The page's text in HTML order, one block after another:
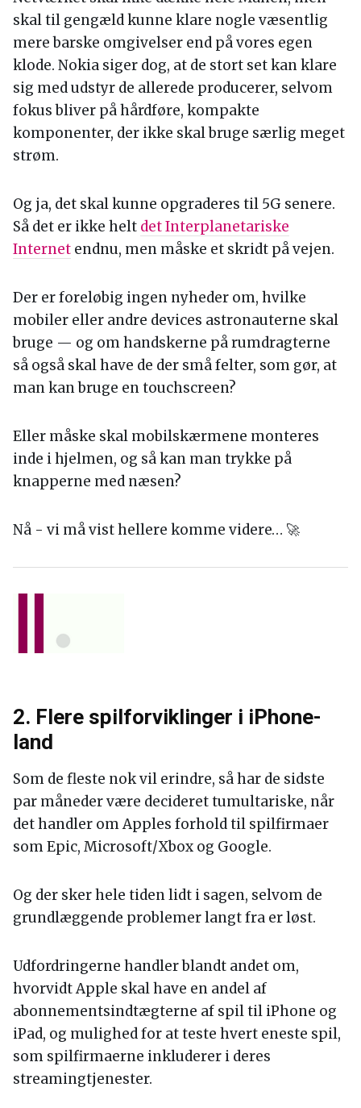
skal til gengæld kunne klare nogle væsentlig
mere barske omgivelser end på vores egen
klode. Nokia siger dog, at de stort set kan klare
sig med udstyr de allerede producerer, selvom
fokus bliver på hårdføre, kompakte
komponenter, der ikke skal bruge særlig meget
strøm.
Og ja, det skal kunne opgraderes til 5G senere.
Så det er ikke helt det Interplanetariske
Internet endnu, men måske et skridt på vejen.
Der er foreløbig ingen nyheder om, hvilke
mobiler eller andre devices astronauterne skal
bruge — og om handskerne på rumdragterne
så også skal have de der små felter, som gør, at
man kan bruge en touchscreen?
Eller måske skal mobilskærmene monteres
inde i hjelmen, og så kan man trykke på
knapperne med næsen?
Nå - vi må vist hellere komme videre… 🚀
2. Flere spilforviklinger i iPhone-
land
Som de fleste nok vil erindre, så har de sidste
par måneder være decideret tumultariske, når
det handler om Apples forhold til spilfirmaer
som Epic, Microsoft/Xbox og Google.
Og der sker hele tiden lidt i sagen, selvom de
grundlæggende problemer langt fra er løst.
Udfordringerne handler blandt andet om,
hvorvidt Apple skal have en andel af
abonnementsindtægterne af spil til iPhone og
iPad, og mulighed for at teste hvert eneste spil,
som spilfirmaerne inkluderer i deres
streamingtjenester.